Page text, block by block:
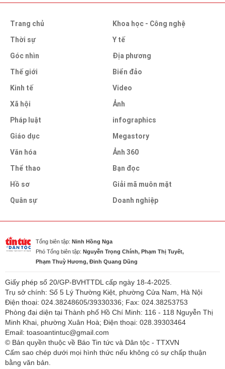
Trang chủ
Thời sự
Góc nhìn
Thế giới
Kinh tế
Xã hội
Pháp luật
Giáo dục
Văn hóa
Thể thao
Hồ sơ
Quân sự
Khoa học - Công nghệ
Y tế
Địa phương
Biển đảo
Video
Ảnh
infographics
Megastory
Ảnh 360
Bạn đọc
Giải mã muôn mặt
Doanh nghiệp
Tổng biên tập: Ninh Hồng Nga
Phó Tổng biên tập: Nguyễn Trọng Chính, Phạm Thị Tuyết,
Phạm Thuỳ Hương, Đinh Quang Dũng
Giấy phép số 20/GP-BVHTTDL cấp ngày 18-4-2025.
Trụ sở chính: Số 5 Lý Thường Kiệt, phường Cửa Nam, Hà Nội
Điện thoại: 024.38248605/39330336; Fax: 024.38253753
Phòng đại diện tại Thành phố Hồ Chí Minh: 116 - 118 Nguyễn Thị
Minh Khai, phường Xuân Hoà; Điện thoại: 028.39303464
Email: toasoantintuc@gmail.com
© Bản quyền thuộc về Báo Tin tức và Dân tộc - TTXVN
Cấm sao chép dưới mọi hình thức nếu không có sự chấp thuận
bằng văn bản.